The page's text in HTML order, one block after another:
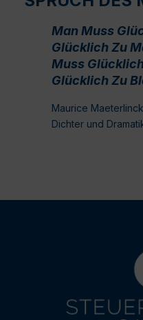
Man Muss
Glücklich Zu
Muss
Glücklich Zu
Maurice
Dichter und